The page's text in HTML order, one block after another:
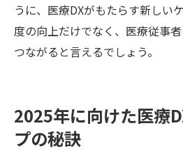
うに、医療DXがもたらす新しい
度の向上だけでなく、医療従事
つながると言えるでしょう。
2025年に向けた医療
プの秘訣